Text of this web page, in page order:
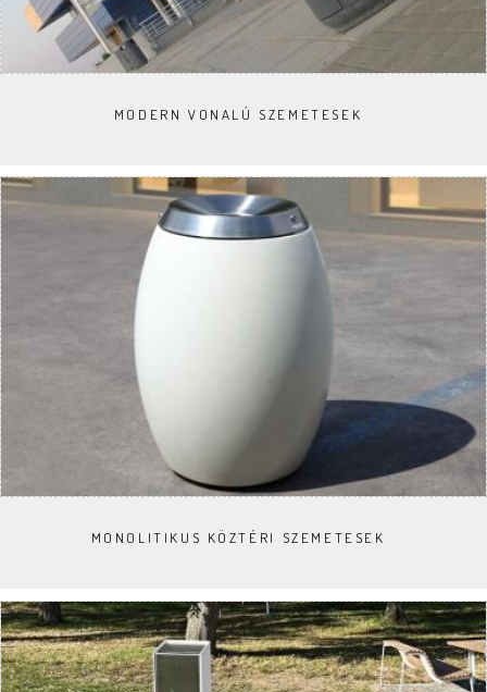
MODERN VONALÚ SZEMETESEK
MONOLITIKUS KÖZTÉRI SZEMETESEK